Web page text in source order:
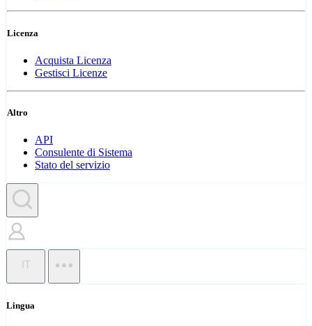
Licenza
Acquista Licenza
Gestisci Licenze
Altro
API
Consulente di Sistema
Stato del servizio
IT
Lingua